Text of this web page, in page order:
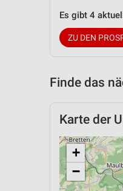
Es gibt 4
ZU DEN
Finde das
Karte der
+
−